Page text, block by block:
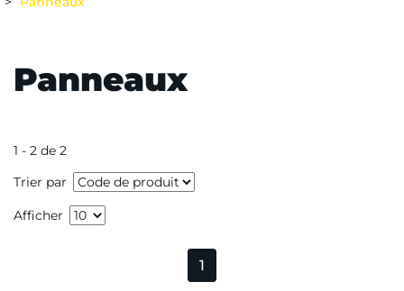
Panneaux
1 - 2 de 2
Trier par
Afficher
1